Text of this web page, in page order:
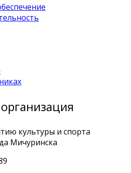
культуры и спорта
Мичуринска